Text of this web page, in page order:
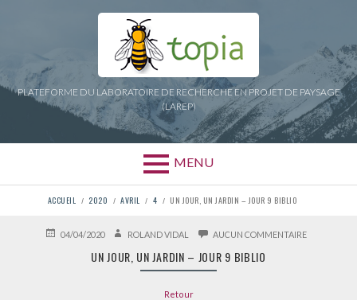
PLATEFORME DU LABORATOIRE DE RECHERCHE EN PROJET DE PAYSAGE
(LAREP)
MENU
FIL
D'ARIANE
ACCUEIL 2020 AVRIL 4 UN JOUR, UN JARDIN – JOUR 9 BIBLIO
PUBLIÉ04/04/2020 AUTEURROLAND VIDAL AUCUN COMMENTAIRESUR
UN JOUR, UN JARDIN – JOUR 9 BIBLIO
Retour